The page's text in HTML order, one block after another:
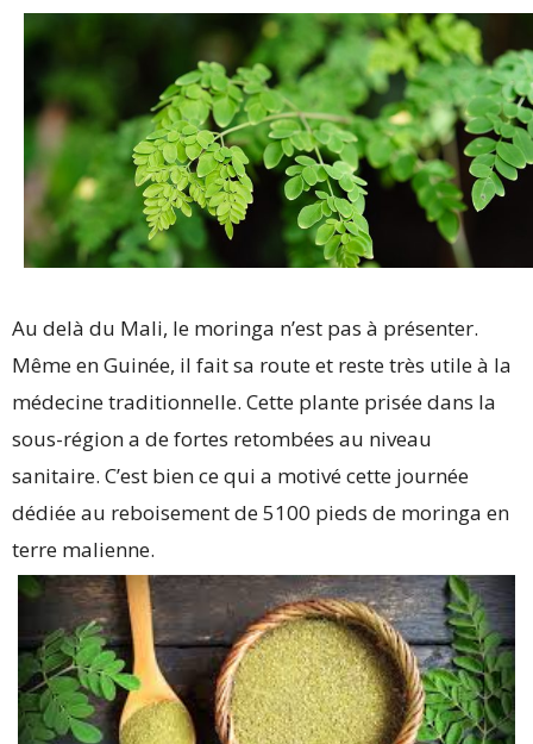
Au delà du Mali, le moringa n’est pas à présenter.
Même en Guinée, il fait sa route et reste très utile à la
médecine traditionnelle. Cette plante prisée dans la
sous-région a de fortes retombées au niveau
sanitaire. C’est bien ce qui a motivé cette journée
dédiée au reboisement de 5100 pieds de moringa en
terre malienne.